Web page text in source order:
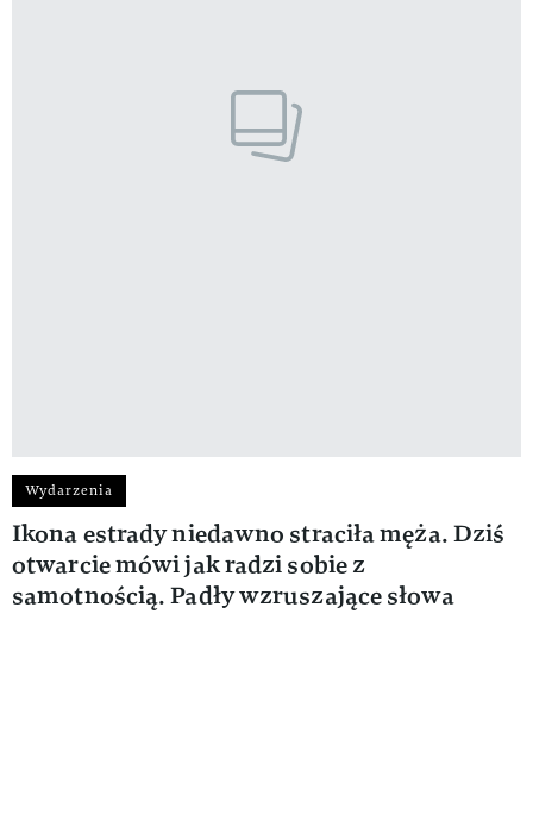
Wydarzenia
Ikona estrady niedawno straciła męża. Dziś
otwarcie mówi jak radzi sobie z
samotnością. Padły wzruszające słowa